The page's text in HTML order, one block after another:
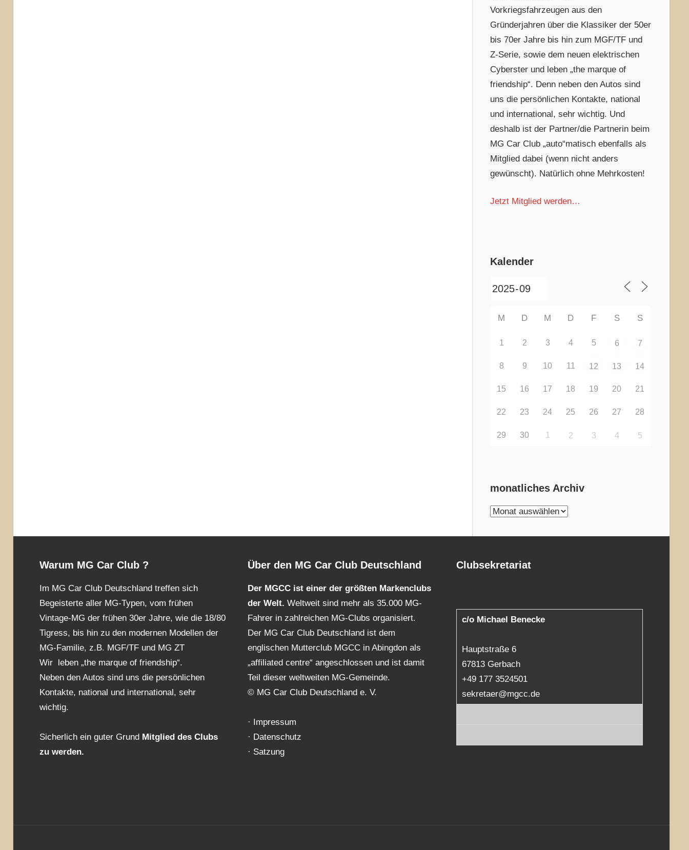
Vorkriegsfahrzeugen aus den
Gründerjahren über die Klassiker der 50er
bis 70er Jahre bis hin zum MGF/TF und
Z-Serie, sowie dem neuen elektrischen
Cyberster und leben „the marque of
friendship“. Denn neben den Autos sind
uns die persönlichen Kontakte, national
und international, sehr wichtig. Und
deshalb ist der Partner/die Partnerin beim
MG Car Club „auto“matisch ebenfalls als
Mitglied dabei (wenn nicht anders
gewünscht). Natürlich ohne Mehrkosten!
Jetzt Mitglied werden…
Kalender
M D M D F S S
1 2 3 4 5 6 7
8 9 10 11 12 13 14
15 16 17 18 19 20 21
22 23 24 25 26 27 28
29 30 1 2 3 4 5
monatliches Archiv
monatliches
Warum MG Car Club ?
Im MG Car Club Deutschland treffen sich
Begeisterte aller MG-Typen, vom frühen
Vintage-MG der frühen 30er Jahre, wie die 18/80
Tigress, bis hin zu den modernen Modellen der
MG-Familie, z.B. MGF/TF und MG ZT
Wir leben „the marque of friendship“.
Neben den Autos sind uns die persönlichen
Kontakte, national und international, sehr
wichtig.
Sicherlich ein guter Grund Mitglied des Clubs
zu werden.
Über den MG Car Club Deutschland
Der MGCC ist einer der größten Markenclubs
der Welt.Weltweit sind mehr als 35.000 MG-
Fahrer in zahlreichen MG-Clubs organisiert.
Der MG Car Club Deutschland ist dem
englischen Mutterclub MGCC in Abingdon als
„affiliated centre“ angeschlossen und ist damit
Teil dieser weltweiten MG-Gemeinde.
© MG Car Club Deutschland e. V.
· Impressum
· Datenschutz
· Satzung
Clubsekretariat
c/o Michael Benecke
Hauptstraße 6
67813 Gerbach
+49 177 3524501
sekretaer@mgcc.de